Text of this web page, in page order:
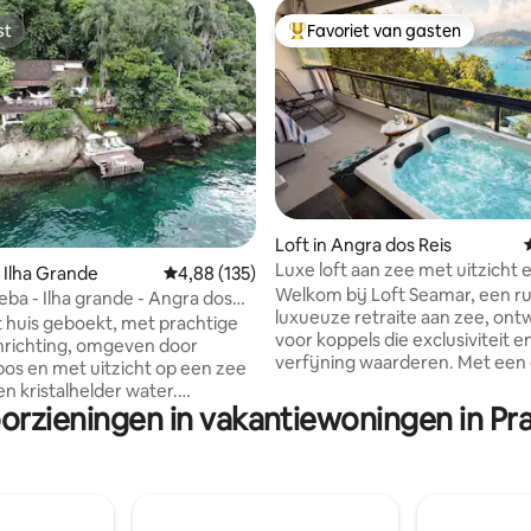
van 4,98 op 5, 40 recensies
Grande Gemiddelde beoordeling van 4,88 op 5, 135
4,88 (135)
- Ilha grande - Angra dos
geboekt, met prachtige
omgeven door
en met uitzicht op een zee
kristalhelder water.
plek om te snorkelen,
Het heeft een
Topfavoriet van gasten
Favoriet van gasten
Loft in Angra dos Reis
Luxe loft aan zee met uitzicht
Welkom bij Loft Seamar, een
luxueuze retraite aan zee,
voor koppels die exclusiviteit
verfijning waarderen. Met een
een panoramisch uitzicht op
Tartaruga is elk detail gemaakt
in vakantiewoningen in